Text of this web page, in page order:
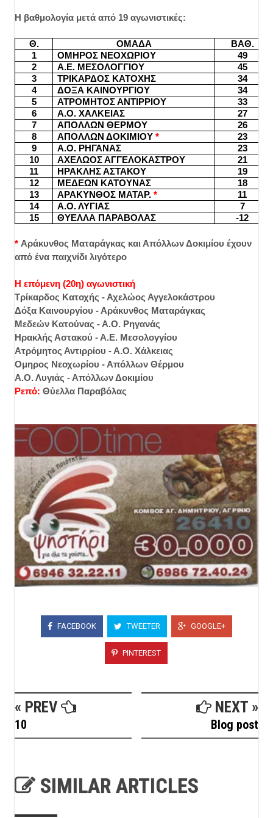
Η βαθμολογία μετά από 19 αγωνιστικές:
Θ. ΟΜΑΔΑ
ΒΑΘ.
1
ΟΜΗΡΟΣ ΝΕΟΧΩΡΙΟΥ
49
2
Α.Ε. ΜΕΣΟΛΟΓΓΙΟΥ
45
3
ΤΡΙΚΑΡΔΟΣ ΚΑΤΟΧΗΣ
34
4
ΔΟΞΑ ΚΑΙΝΟΥΡΓΙΟΥ
34
5
ΑΤΡΟΜΗΤΟΣ ΑΝΤΙΡΡΙΟΥ
33
6
Α.Ο. ΧΑΛΚΕΙΑΣ
27
7
ΑΠΟΛΛΩΝ ΘΕΡΜΟΥ
26
8
ΑΠΟΛΛΩΝ ΔΟΚΙΜΙΟΥ *
23
9
Α.Ο. ΡΗΓΑΝΑΣ
23
10
ΑΧΕΛΩΟΣ ΑΓΓΕΛΟΚΑΣΤΡΟΥ
21
11
ΗΡΑΚΛΗΣ ΑΣΤΑΚΟΥ
19
12
ΜΕΔΕΩΝ ΚΑΤΟΥΝΑΣ
18
13
ΑΡΑΚΥΝΘΟΣ ΜΑΤΑΡ.*
11
14
Α.Ο. ΛΥΓΙΑΣ
7
15
ΘΥΕΛΛΑ ΠΑΡΑΒΟΛΑΣ -12
* Αράκυνθος Ματαράγκας και Απόλλων Δοκιμίου έχουν
από ένα παιχνίδι λιγότερο
Η επόμενη (20η) αγωνιστική
Τρίκαρδος Κατοχής - Αχελώος Αγγελοκάστρου
Δόξα Καινουργίου - Αράκυνθος Ματαράγκας
Μεδεών Κατούνας - Α.Ο. Ρηγανάς
Ηρακλής Αστακού - Α.Ε. Μεσολογγίου
Ατρόμητος Αντιρρίου - Α.Ο. Χάλκειας
Ομηρος Νεοχωρίου - Απόλλων Θέρμου
Α.Ο. Λυγιάς - Απόλλων Δοκιμίου
Ρεπό: Θύελλα Παραβόλας
FACEBOOK TWEETER GOOGLE+
PINTEREST
« PREV
10
NEXT »
Blog post
SIMILAR ARTICLES